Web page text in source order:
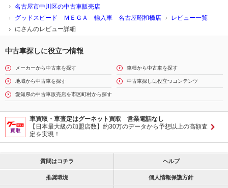
名古屋市中川区の中古車販売店
グッドスピード ＭＥＧＡ 輸入車 名古屋昭和橋店
レビュー一覧
にさんのレビュー詳細
中古車探しに役立つ情報
メーカーから中古車を探す 車種から中古車を探す
地域から中古車を探す 中古車探しに役立つコンテンツ
愛知県の中古車販売店を市区町村から探す
車買取・車査定はグーネット買取 営業電話なし
【日本最大級の加盟店数】約30万のデータから予想以上の高額査
定を実現！
質問はコチラ ヘルプ
推奨環境 個人情報保護方針